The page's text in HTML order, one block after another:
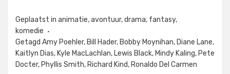
Geplaatst in animatie,avontuur,drama, fantasy,
komedie
Getagd Amy Poehler, Bill Hader, Bobby Moynihan, Diane Lane,
Kaitlyn Dias, Kyle MacLachlan, Lewis Black, Mindy Kaling, Pete
Docter, Phyllis Smith, Richard Kind, Ronaldo Del Carmen